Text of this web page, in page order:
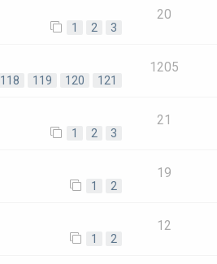
1 2 3
20
118 119 120 121
1205
1 2 3
21
1 2
19
1 2
12